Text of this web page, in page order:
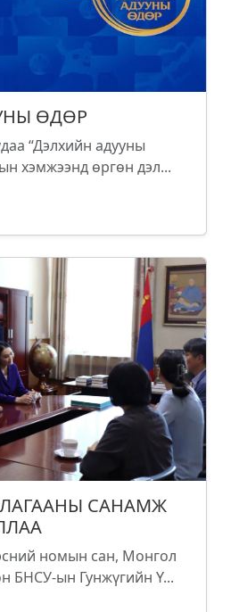
ӨДӨР
“Дэлхийн адууны
хэмжээнд өргөн дэл...
САНАМЖ
номын сан, Монгол
БНСУ-ын Гунжүгийн Ү...